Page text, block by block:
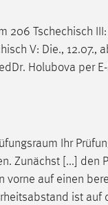
206 Tschechisch
V: Die., 12.07.,
Holubova per
Ihr
Zunächst [...] den
auf einen
ist